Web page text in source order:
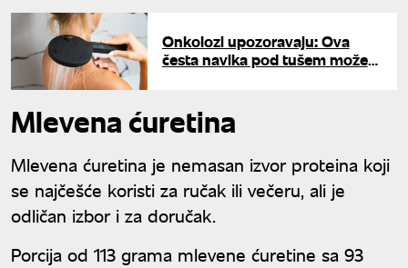
Onkolozi upozoravaju: Ova
česta navika pod tušem može
Mlevena ćuretina
Mlevena ćuretina je nemasan izvor proteina koji
se najčešće koristi za ručak ili večeru, ali je
odličan izbor i za doručak.
Porcija od 113 grama mlevene ćuretine sa 93